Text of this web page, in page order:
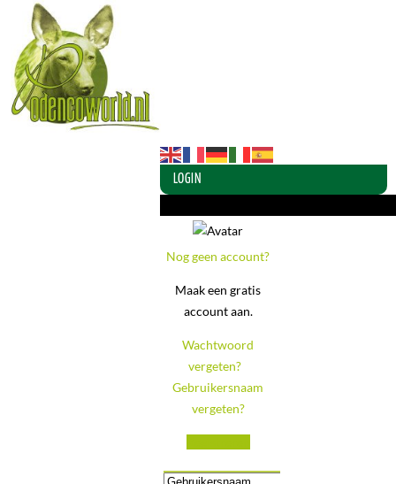
LOGIN
Nog geen account?
Maak een gratis
account aan.
Wachtwoord
vergeten?
Gebruikersnaam
vergeten?